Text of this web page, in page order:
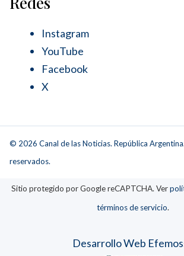
Instagram
YouTube
Facebook
X
© 2026 Canal de las Noticias. República
reservados.
Sitio protegido por Google reCAPTCHA. Ver
términos de servicio.
Desarrollo Web